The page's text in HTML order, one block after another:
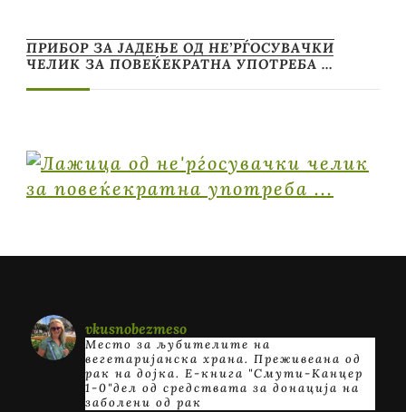
ПРИБОР ЗА ЈАДЕЊЕ ОД НЕ’РЃОСУВАЧКИ
ЧЕЛИК ЗА ПОВЕЌЕКРАТНА УПОТРЕБА …
vkusnobezmeso
Место за љубителите на
вегетаријанска храна. Преживеана од
рак на дојка. E-книга "Смути-Канцер
1-0"дел од средствата за донација на
заболени од рак